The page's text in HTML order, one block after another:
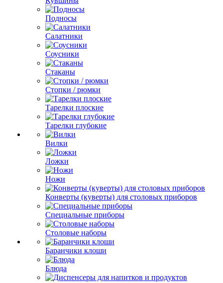
Подносы
Салатники
Соусники
Стаканы
Стопки / рюмки
Тарелки плоские
Тарелки глубокие
Вилки
Ложки
Ножи
Конверты (куверты) для столовых приборов
Специальные приборы
Столовые наборы
Баранчики клоши
Блюда